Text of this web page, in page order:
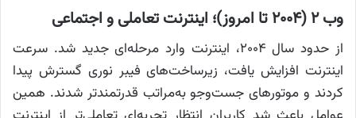
وب ۲ (۲۰۰۴ تا امروز)؛ اینترنت تعاملی و اجتماعی
از حدود سال ۲۰۰۴، اینترنت وارد مرحله‌ای جدید شد. سرعت
اینترنت افزایش یافت، زیرساخت‌های فیبر نوری گسترش پیدا
کردند و موتورهای جست‌وجو به‌مراتب قدرتمندتر شدند. همین